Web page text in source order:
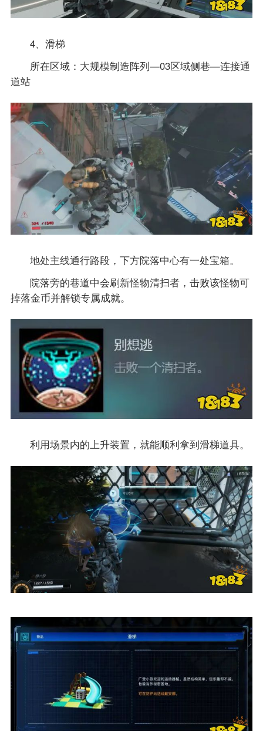
4、滑梯
所在区域：大规模制造阵列—03区域侧巷—连接通
道站
地处主线通行路段，下方院落中心有一处宝箱。
院落旁的巷道中会刷新怪物清扫者，击败该怪物可
掉落金币并解锁专属成就。
利用场景内的上升装置，就能顺利拿到滑梯道具。